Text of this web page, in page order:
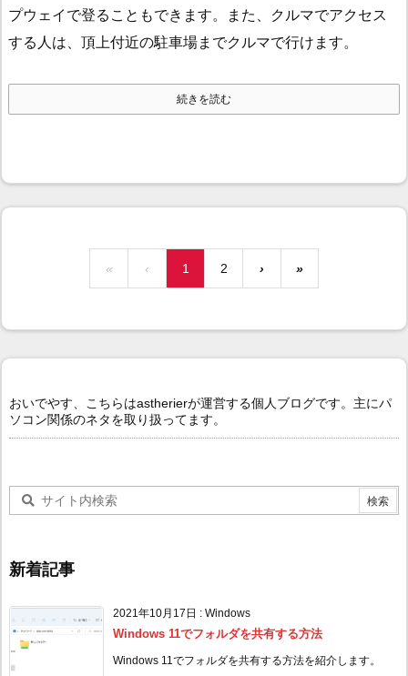
プウェイで登ることもできます。また、クルマでアクセス
する人は、頂上付近の駐車場までクルマで行けます。
続きを読む
« ‹ 1 2 › »
おいでやす、こちらはastherierが運営する個人ブログです。主にパ
ソコン関係のネタを取り扱ってます。
新着記事
2021年10月17日 : Windows
Windows 11でフォルダを共有する方法
Windows 11でフォルダを共有する方法を紹介します。